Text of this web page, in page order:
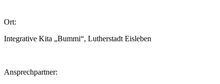
Ort:
Integrative Kita „Bummi“, Lutherstadt Eisleben
Ansprechpartner: